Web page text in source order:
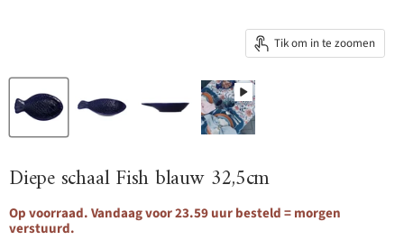
Tik om in te zoomen
Diepe schaal Fish blauw 32,5cm
Op voorraad. Vandaag voor 23.59 uur besteld = morgen
verstuurd.